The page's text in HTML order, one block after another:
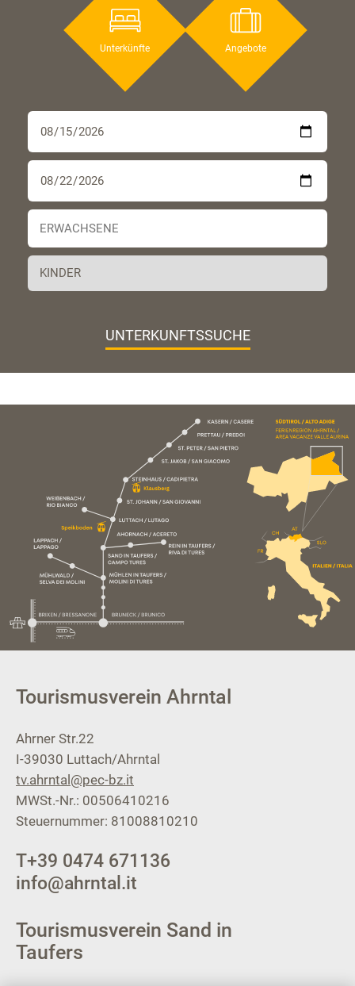
Unterkünfte Angebote
UNTERKUNFTSSUCHE
Tourismusverein Ahrntal
Ahrner Str.22
I-39030 Luttach/Ahrntal
tv.ahrntal@pec-bz.it
MWSt.-Nr.: 00506410216
Steuernummer: 81008810210
T+39 0474 671136
info@ahrntal.it
Tourismusverein Sand in
Taufers